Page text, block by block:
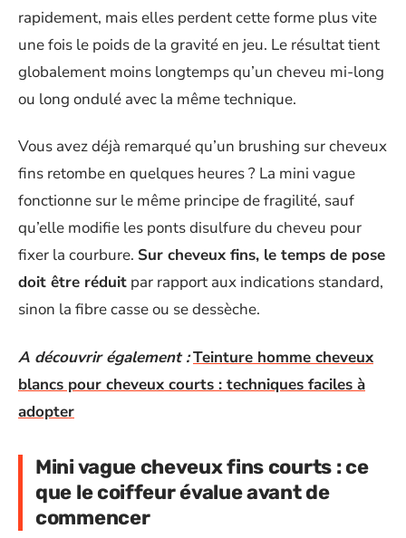
rapidement, mais elles perdent cette forme plus vite
une fois le poids de la gravité en jeu. Le résultat tient
globalement moins longtemps qu’un cheveu mi-long
ou long ondulé avec la même technique.
Vous avez déjà remarqué qu’un brushing sur cheveux
fins retombe en quelques heures ? La mini vague
fonctionne sur le même principe de fragilité, sauf
qu’elle modifie les ponts disulfure du cheveu pour
fixer la courbure. Sur cheveux fins, le temps de pose
doit être réduit par rapport aux indications standard,
sinon la fibre casse ou se dessèche.
A découvrir également :Teinture homme cheveux
blancs pour cheveux courts : techniques faciles à
adopter
Mini vague cheveux fins courts : ce
que le coiffeur évalue avant de
commencer